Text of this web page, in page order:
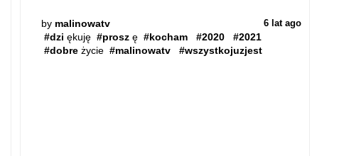
by malinowatv 6 lat ago
#dzi ękuję #prosz ę #kocham #2020
#2021
#dobre życie #malinowatv #wszystkojuzjest